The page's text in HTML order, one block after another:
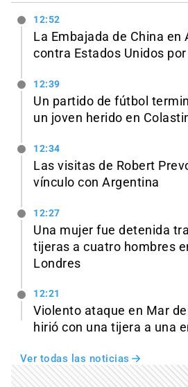
12:52
La Embajada de China
contra Estados Unidos por
12:39
Un partido de fútbol
un joven herido en
12:34
Las visitas de Robert
vínculo con Argentina
12:27
Una mujer fue detenida
tijeras a cuatro hombres
Londres
12:21
Violento ataque en Mar
hirió con una tijera a una
Ver todas las noticias